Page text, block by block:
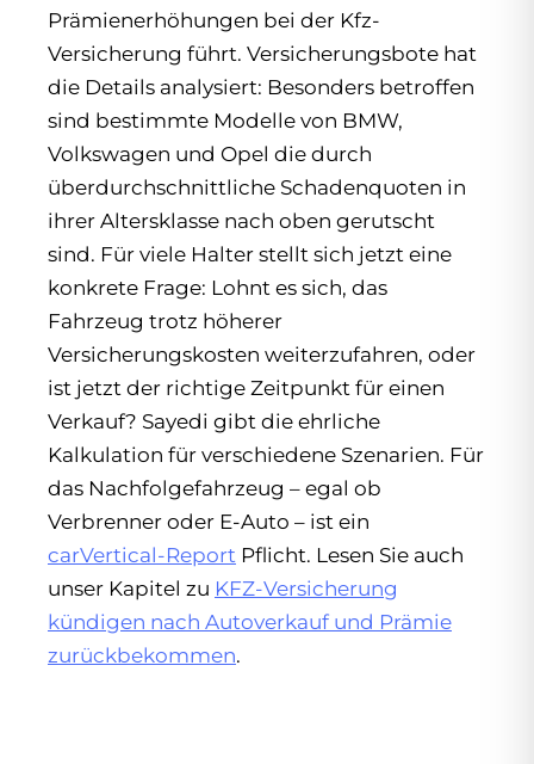
Prämienerhöhungen bei der Kfz-
Versicherung führt. Versicherungsbote hat
die Details analysiert: Besonders betroffen
sind bestimmte Modelle von BMW,
Volkswagen und Opel die durch
überdurchschnittliche Schadenquoten in
ihrer Altersklasse nach oben gerutscht
sind. Für viele Halter stellt sich jetzt eine
konkrete Frage: Lohnt es sich, das
Fahrzeug trotz höherer
Versicherungskosten weiterzufahren, oder
ist jetzt der richtige Zeitpunkt für einen
Verkauf? Sayedi gibt die ehrliche
Kalkulation für verschiedene Szenarien. Für
das Nachfolgefahrzeug – egal ob
Verbrenner oder E-Auto – ist ein
carVertical-Report Pflicht. Lesen Sie auch
unser Kapitel zu KFZ-Versicherung
kündigen nach Autoverkauf und Prämie
zurückbekommen.